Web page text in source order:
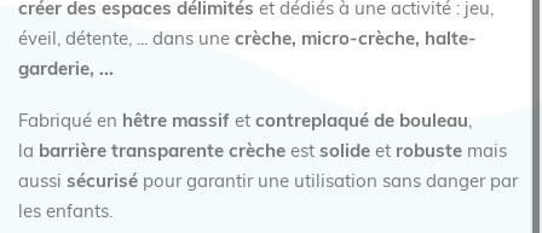
créer des espaces délimités et dédiés à une activité : jeu,
éveil, détente, ... dans une crèche, micro-crèche, halte-
garderie, ...
Fabriqué en hêtre massif et contreplaqué de bouleau,
la barrière transparente crèche est solide et robuste mais
aussi sécurisé pour garantir une utilisation sans danger par
les enfants.